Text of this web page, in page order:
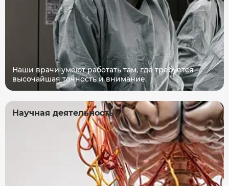
Наши врачи умеют работать там, где требуется
высочайшая точность и внимание.
Научная деятельность